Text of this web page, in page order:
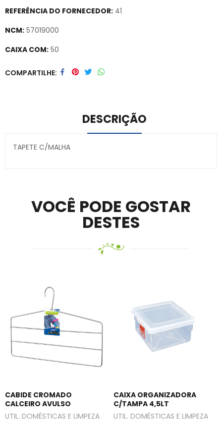
REFERÊNCIA DO FORNECEDOR: 41
NCM: 57019000
CAIXA COM: 50
Secure crypto portfolio manager for desktops and mobile –
COMPARTILHE
DESCRIÇÃO
TAPETE C/MALHA
VOCÊ PODE GOSTAR
DESTES
CABIDE CROMADO
CALCEIRO AVULSO
UTIL. DOMÉSTICAS E LIMPEZA
CAIXA ORGANIZADORA
C/TAMPA 4,5LT
UTIL. DOMÉSTICAS E LIMPEZA